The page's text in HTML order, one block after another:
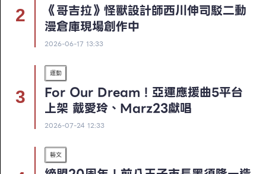
《哥吉拉》怪獸設計師西川伸司駁二動
漫倉庫現場創作中
2026-06-17 13:33
運動
For Our Dream！亞運應援曲5平台
上架 戴愛玲、Marz23獻唱
2026-07-24 12:33
藝文